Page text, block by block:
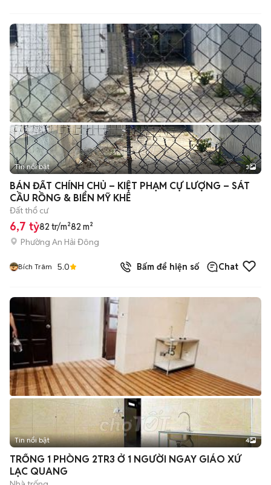
Tin nổi bật 3
BÁN ĐẤT CHÍNH CHỦ – KIỆT PHẠM CỰ LƯỢNG – SÁT
CẦU RỒNG & BIỂN MỸ KHÊ
Đất thổ cư
6,7 tỷ82 tr/m²82 m²
Phường An Hải Đông
Bích Trâm 5.0 Bấm để hiện số Chat
Tin nổi bật 4
TRỐNG 1 PHÒNG 2TR3 Ở 1 NGƯỜI NGAY GIÁO XỨ
LẠC QUANG